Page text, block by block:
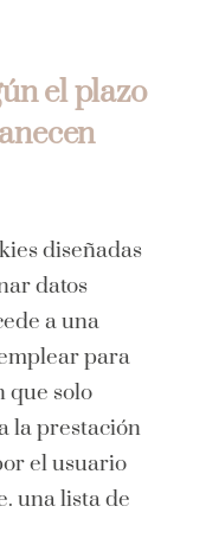
el plazo
diseñadas
datos
a una
para
que solo
la prestación
el usuario
una lista de